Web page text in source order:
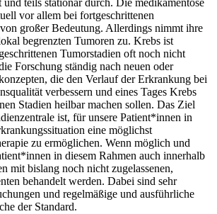
und teils stationär durch. Die medikamentöse
vor allem bei fortgeschrittenen
großer Bedeutung. Allerdings nimmt ihre
begrenzten Tumoren zu. Krebs ist
Tumorstadien oft noch nicht
Forschung ständig nach neuen oder
die den Verlauf der Erkrankung bei
verbessern und eines Tages Krebs
Stadien heilbar machen sollen. Das Ziel
ist, für unsere Patient*innen in
eine möglichst
zu ermöglichen. Wenn möglich und
in diesem Rahmen auch innerhalb
mit bislang noch nicht zugelassenen,
behandelt werden. Dabei sind sehr
und regelmäßige und ausführliche
der Standard.